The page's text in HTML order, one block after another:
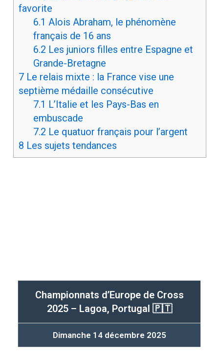
favorite
6.1 Alois Abraham, le phénomène
français de 16 ans
6.2 Les juniors filles entre Espagne et
Grande-Bretagne
7Le relais mixte : la France vise une
septième médaille consécutive
7.1 L’Italie et les Pays-Bas en
embuscade
7.2 Le quatuor français pour l’argent
8 Les sujets tendances
Championnats d’Europe de Cross
2025 – Lagoa, Portugal 🇵🇹
Dimanche 14 décembre 2025